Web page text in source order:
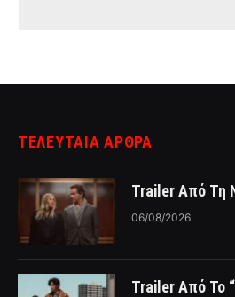
ΤΕΛΕΥΤΑΙΑ ΑΡΘΡΑ
Trailer Από Τη
06/08/2026
Trailer Από Το